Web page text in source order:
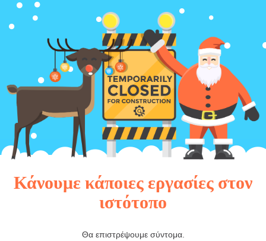
Κάνουμε κάποιες εργασίες στον
ιστότοπο
Θα επιστρέψουμε σύντομα.